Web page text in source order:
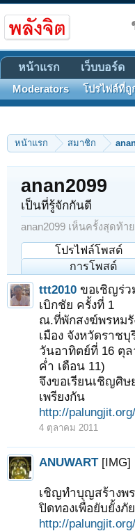
หน้าแรก สมาชิก
anan2099
เป็นที่รู้จักกันดี
anan2099 เห็นครั้งสุดท้า
โปรไฟล์โพสต์
การโพสต์
ttt2010 ขอเชิญร่
เบิกชัย ครั้งที่ 1
ณ.ที่พักสงฆ์พรหมรั
เมือง จังหวัดราชบุ
วันอาทิตย์ที่ 16 ตุ
ค่ำ เดือน 11)
จึงขอเรียนเชิญศิ
เพรียงกัน
http://
4 ตุลาคม 2011
ANUWART [IMG]
เชิญทำบุญสร้างพ
ปิดทองเพื่อยับยั้งภั
http://
หน้าแรก เว็บบอร์ด
Moderators โปรไฟล์ที่